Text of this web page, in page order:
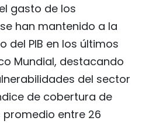
gasto de los
han mantenido a la
del PIB en los últimos
Mundial, destacando
del sector
de cobertura de
entre 26